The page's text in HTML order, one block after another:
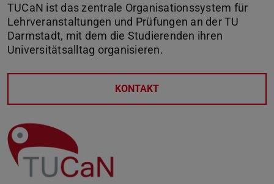
TUCaN ist das zentrale Organisationssystem für
Lehrveranstaltungen und Prüfungen an der TU
Darmstadt, mit dem die Studierenden ihren
Universitätsalltag organisieren.
KONTAKT